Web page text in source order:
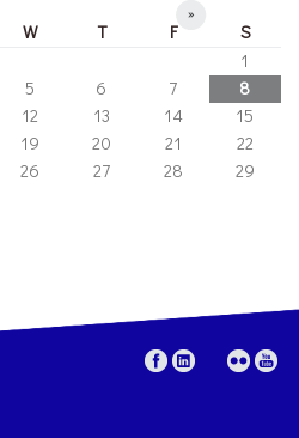
»
W T F
S
1
5 6 7
8
12 13 14
15
19 20 21
22
26 27 28
29